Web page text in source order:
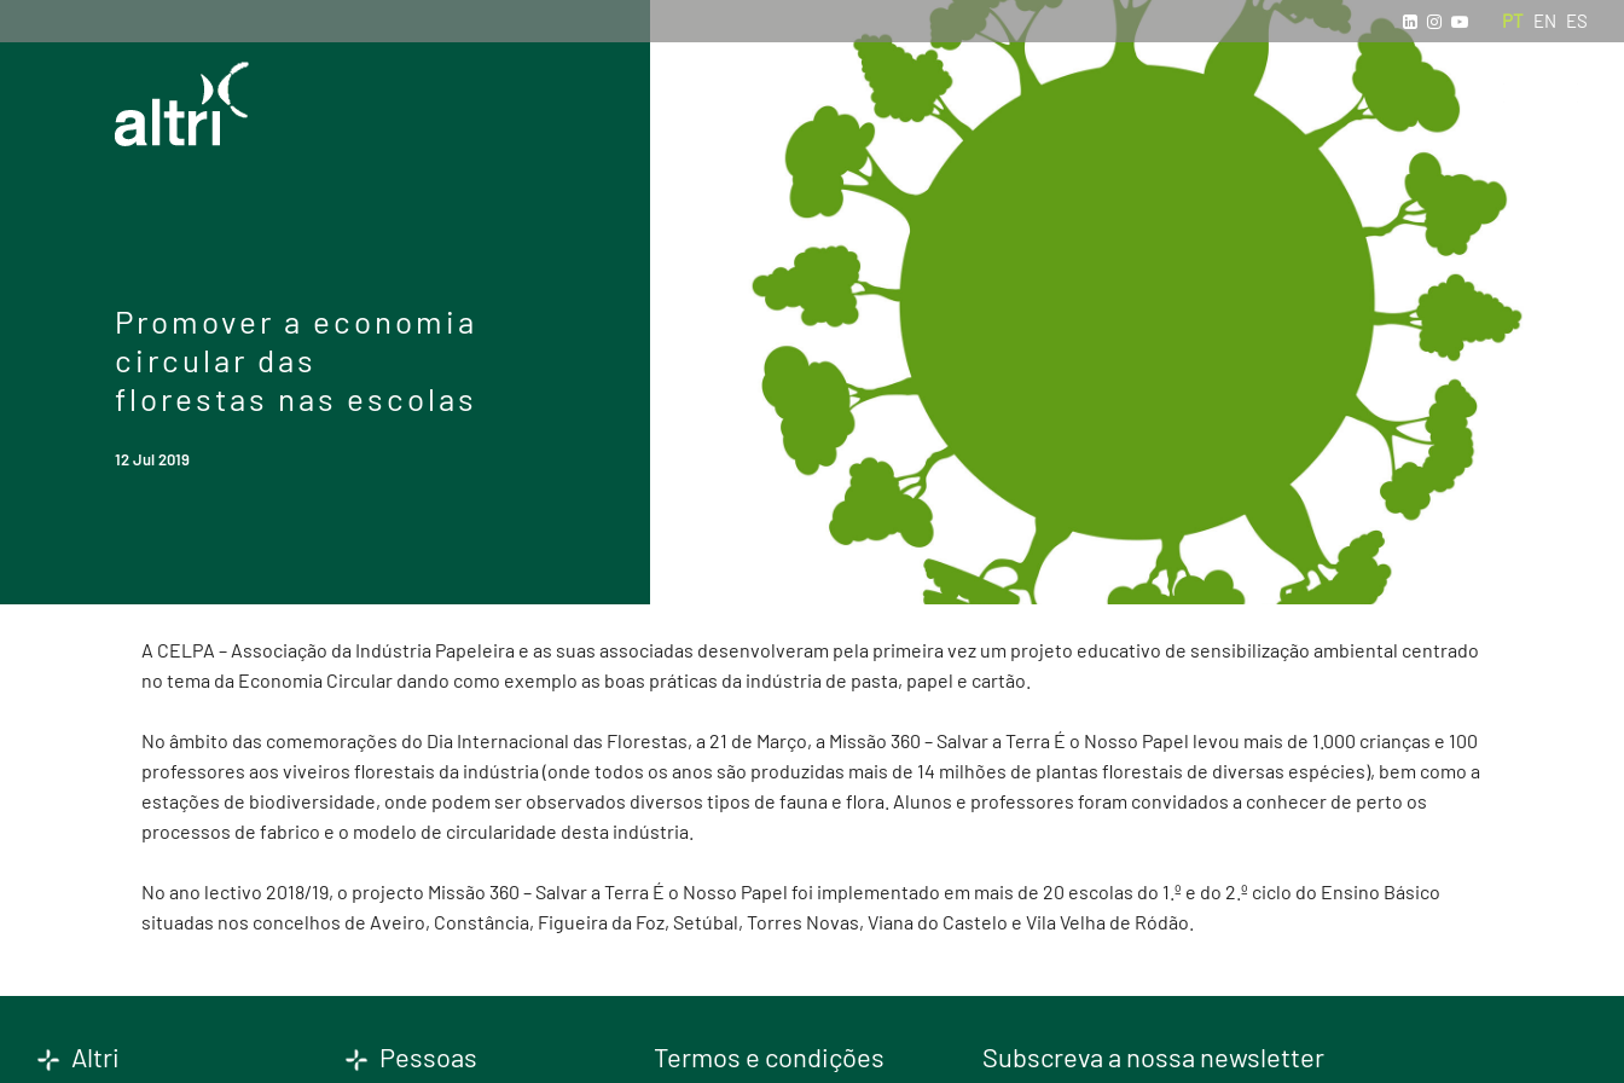
PT EN ES
Promover a economia
circular das
florestas nas escolas
12 Jul 2019
A CELPA – Associação da Indústria Papeleira e as suas associadas desenvolveram pela primeira vez um projeto educativo de sensibilização ambiental centrado
no tema da Economia Circular dando como exemplo as boas práticas da indústria de pasta, papel e cartão.
No âmbito das comemorações do Dia Internacional das Florestas, a 21 de Março, a Missão 360 – Salvar a Terra É o Nosso Papel levou mais de 1.000 crianças e 100
professores aos viveiros florestais da indústria (onde todos os anos são produzidas mais de 14 milhões de plantas florestais de diversas espécies), bem como a
estações de biodiversidade, onde podem ser observados diversos tipos de fauna e flora. Alunos e professores foram convidados a conhecer de perto os
processos de fabrico e o modelo de circularidade desta indústria.
No ano lectivo 2018/19, o projecto Missão 360 – Salvar a Terra É o Nosso Papel foi implementado em mais de 20 escolas do 1.º e do 2.º ciclo do Ensino Básico
situadas nos concelhos de Aveiro, Constância, Figueira da Foz, Setúbal, Torres Novas, Viana do Castelo e Vila Velha de Ródão.
Altri Pessoas Termos e condições Subscreva a nossa newsletter